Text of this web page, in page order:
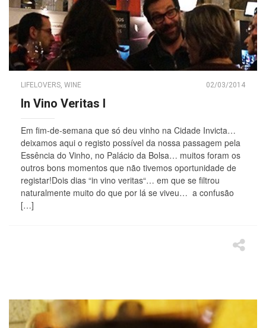
LIFELOVERS WINE 02/03/2014
In Vino Veritas I
Em fim-de-semana que só deu vinho na Cidade Invicta…
deixamos aqui o registo possível da nossa passagem pela
Essência do Vinho, no Palácio da Bolsa… muitos foram os
outros bons momentos que não tivemos oportunidade de
registar!Dois dias “in vino veritas“… em que se filtrou
naturalmente muito do que por lá se viveu… a confusão
[…]